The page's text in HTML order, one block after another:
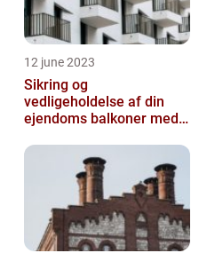
12 june 2023
Sikring og
vedligeholdelse af din
ejendoms balkoner med